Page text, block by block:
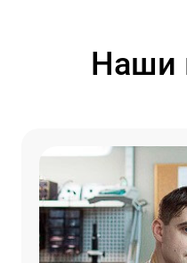
Наши